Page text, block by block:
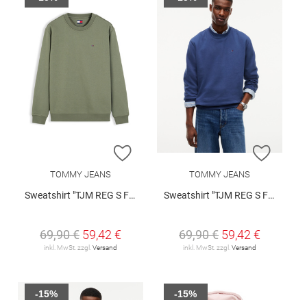
ZUR WUNSCHLISTE HINZUFÜGEN
TOMMY JEANS
Sweatshirt "TJM REG S FLAG CREW EXT"
69,90 € 59,42 €
inkl. MwSt. zzgl. Versand
ZUR
TOMMY JEANS
Sweatshirt "TJM REG S FLAG CREW EXT"
69,90 € 59,42 €
inkl. MwSt. zzgl. Versand
-15% -15%